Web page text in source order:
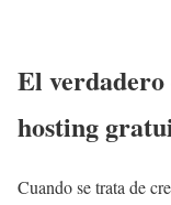
El
hosting
Cuando se trata de